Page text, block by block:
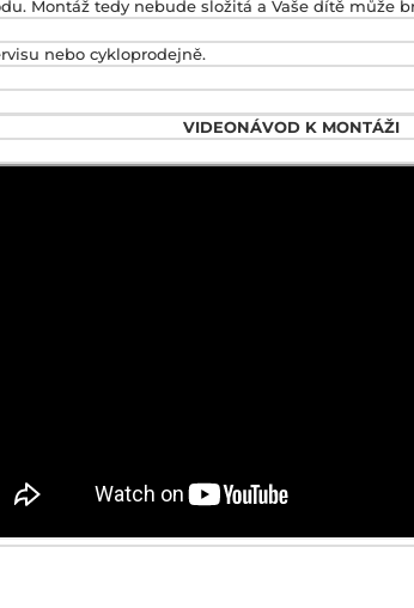
Montáž tedy nebude složitá a Vaše dítě může
nebo cykloprodejně.
VIDEONÁVOD K MONTÁŽI